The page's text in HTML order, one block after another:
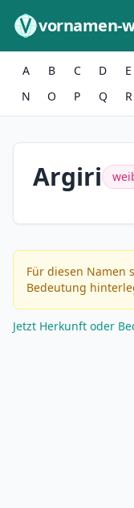
vornamen-
A B C D E
N
O P Q R
Argiri
Für diesen Namen
Bedeutung
Jetzt Herkunft oder